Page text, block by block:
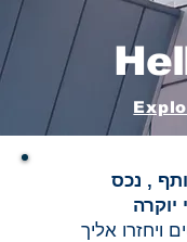
, נכס
ויחזרו אליך